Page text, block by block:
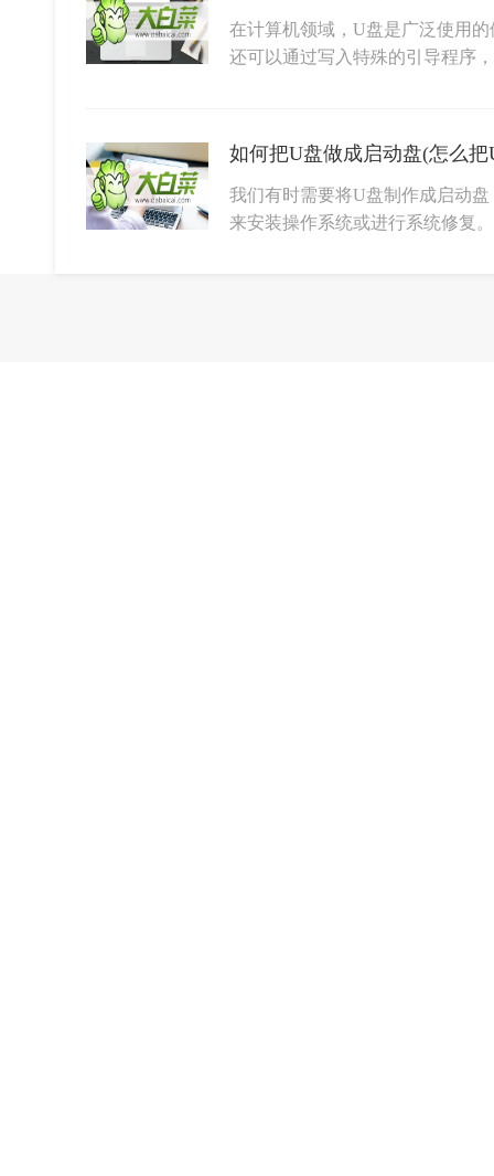
在计算机领域，U盘是广泛使用
还可以通过写入特殊的引导程序
如何把U盘做成启动盘(怎么
我们有时需要将U盘制作成启动
来安装操作系统或进行系统修复